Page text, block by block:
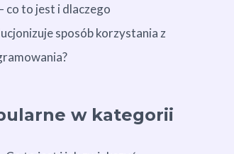
co to jest i dlaczego
sposób korzystania z
w kategorii